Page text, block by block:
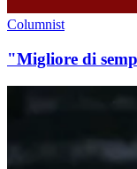
Columnist
"Migliore di